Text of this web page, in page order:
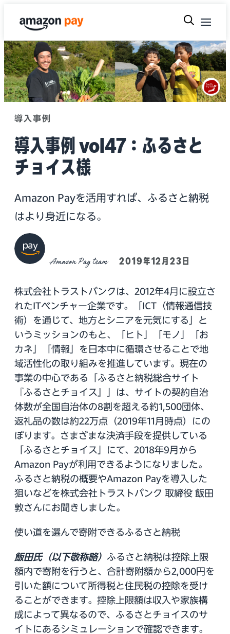
導入事例
導入事例 vol47：ふるさと
チョイス様
Amazon Payを活用すれば、ふるさと納税
はより身近になる。
Amazon Pay team 2019年12月23日
株式会社トラストバンクは、2012年4月に設立さ
れたITベンチャー企業です。「ICT（情報通信技
術）を通じて、地⽅とシニアを元気にする」と
いうミッションのもと、「ヒト」「モノ」「お
カネ」「情報」を日本中に循環させることで地
域活性化の取り組みを推進しています。現在の
事業の中心である「ふるさと納税総合サイト
『ふるさとチョイス』」は、サイトの契約自治
体数が全国自治体の8割を超える約1,500団体、
返礼品の数は約22万点（2019年11月時点）にの
ぼります。さまざまな決済手段を提供している
「ふるさとチョイス」にて、2018年9月から
Amazon Payが利用できるようになりました。
ふるさと納税の概要やAmazon Payを導入した
狙いなどを株式会社トラストバンク 取締役 飯田
敦さんにお聞きしました。
使い道を選んで寄附できるふるさと納税
飯田氏（以下敬称略） ふるさと納税は控除上限
額内で寄附を行うと、合計寄附額から2,000円を
引いた額について所得税と住民税の控除を受け
ることができます。控除上限額は収入や家族構
成によって異なるので、ふるさとチョイスのサ
イトにあるシミュレーションで確認できます。